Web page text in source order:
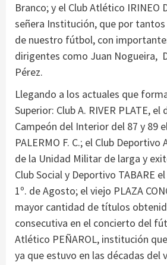
Branco; y el Club Atlético IRINEO
señera Institución, que por
de nuestro fútbol, con
dirigentes como Juan Nogueira,
Pérez.
Llegando a los actuales que
Superior: Club A. RIVER PLATE, el
Campeón del Interior del 87 y 89
PALERMO F. C.; el Club Deportivo
de la Unidad Militar de larga y
Club Social y Deportivo TABARE
1º. de Agosto; el viejo PLAZA
mayor cantidad de títulos
consecutiva en el concierto del
Atlético PEÑAROL, institución
ya que estuvo en las décadas del